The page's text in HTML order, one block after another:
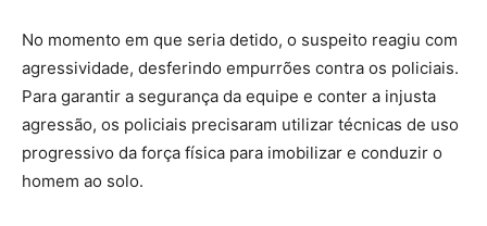
No momento em que seria detido, o suspeito reagiu com
agressividade, desferindo empurrões contra os policiais.
Para garantir a segurança da equipe e conter a injusta
agressão, os policiais precisaram utilizar técnicas de uso
progressivo da força física para imobilizar e conduzir o
homem ao solo.